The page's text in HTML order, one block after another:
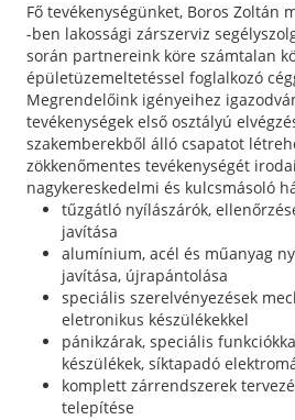
Fő tevékenységünket, Boros Zoltán
-ben lakossági zárszerviz
során partnereink köre számtalan
épületüzemeltetéssel foglalkozó
Megrendelőink igényeihez
tevékenységek első osztályú
szakemberekből álló csapatot
zökkenőmentes tevékenységét
nagykereskedelmi és kulcsmásoló
tűzgátló nyílászárók,
javítása
alumínium, acél és műanyag
javítása, újrapántolása
speciális szerelvényezések
eletronikus készülékekkel
pánikzárak, speciális
készülékek, síktapadó
komplett zárrendszerek
telepítése